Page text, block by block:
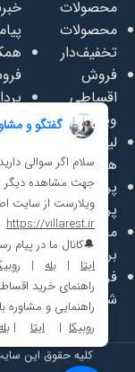
محصولات
محصولات
تخفیف‌دار
فروش
اقساطی
ویلامبل
لیست قیمت
همکاری
پرسش‌های
پرتکرار
محصولات
برند ما
فرصت‌های
شغلی
دانلود
کلیه حقوق این